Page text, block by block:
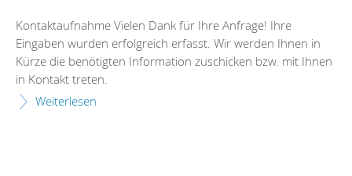
Kontaktaufnahme Vielen Dank für Ihre Anfrage! Ihre
Eingaben wurden erfolgreich erfasst. Wir werden Ihnen in
Kürze die benötigten Information zuschicken bzw. mit Ihnen
in Kontakt treten.
Weiterlesen